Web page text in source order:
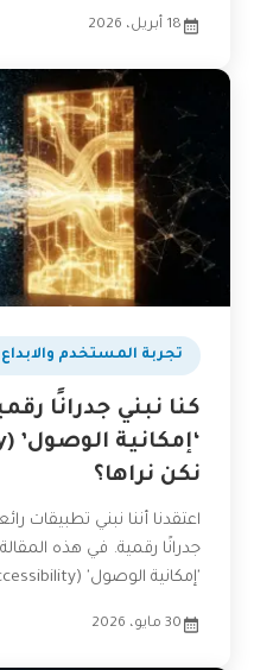
18 أبريل، 2026
تجربة المستخدم
كنا نبني جدرانًا
نكن نراها؟
اعتقدنا أننا نبني تطبيقات
جدرانًا رقمية. في هذه
'إمكانية الوصول' (Accessibility) منظوره...
30 مايو، 2026